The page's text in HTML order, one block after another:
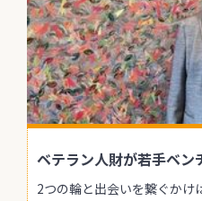
ベテラン人財が若手ベン
2つの輪と出会いを繋ぐかけ